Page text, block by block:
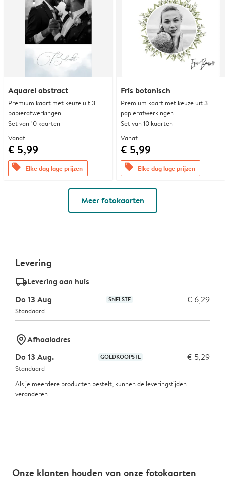
Aquarel abstract
Premium kaart met keuze uit 3
papierafwerkingen
Set van 10 kaarten
Vanaf
€ 5,99
offers Elke dag lage prijzen
Fris botanisch
Premium kaart met keuze uit 3
papierafwerkingen
Set van 10 kaarten
Vanaf
€ 5,99
offers Elke dag lage prijzen
Meer fotokaarten
Levering
delivery_standard_v2Levering aan huis
Do 13 Aug
SNELSTE € 6,29
Standaard
marker-pinAfhaaladres
Do 13 Aug.
GOEDKOOPSTE € 5,29
Standaard
Als je meerdere producten bestelt, kunnen de leveringstijden
veranderen.
Onze klanten houden van onze fotokaarten